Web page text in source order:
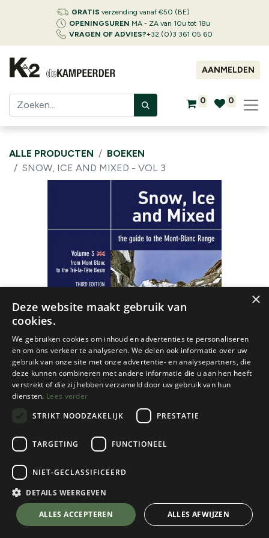
GRATIS verzending vanaf €50 (BE)
OPENINGSUREN MA - ZA van 10u tot 18u
VRAGEN OF ADVIES?+32 (0)3 361 05 60
AANMELDEN
0 0
ALLE PRODUCTEN
BOEKEN
SNOW, ICE AND MIXED - VOL 3
Cordee
Snow, Ice and Mixed - Vol 3
€
45,95
💬 Stel je vraag over dit product via WhatsApp
×
Deze website maakt gebruik van
cookies.
We gebruiken cookies om inhoud en advertenties te personaliseren
en om ons verkeer te analyseren. We delen ook informatie over uw
gebruik van onze site met onze advertentie- en analysepartners, die
deze kunnen combineren met andere informatie die u aan hen heeft
verstrekt of die zij hebben verzameld door uw gebruik van hun
diensten. Lees verder
STRIKT NOODZAKELIJK
PRESTATIE
TARGETING FUNCTIONEEL
NIET-GECLASSIFICEERD
DETAILS WEERGEVEN
ALLES ACCEPTEREN ALLES AFWIJZEN